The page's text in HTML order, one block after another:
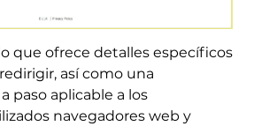
que ofrece detalles específicos
así como una
paso aplicable a los
navegadores web y